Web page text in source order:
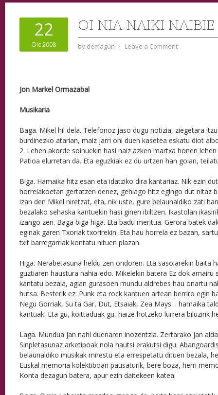
22
Dic 2008
OI NIA NAIKI NAIBIE
by demagun ⋅ Leave a Comment
Jon Markel Ormazabal
Musikaria
Baga. Mikel hil dela. Telefonoz jaso dugu notizia, ziegetara
burdinezko atarian, maiz jarri ohi duen kasetea eskatu diot
2. Lehen akorde soinuekin hasi naiz azken martxa honen
Patioa elurretan da. Eta eguzkiak ez du urtzen han goian,
Biga. Hamaika hitz esan eta idatziko dira kantariaz. Nik ezin
horrelakoetan gertatzen denez, gehiago hitz egingo dut nitaz
izan den Mikel niretzat, eta, nik uste, gure belaunaldiko zati
bezalako sehaska kantuekin hasi ginen ibiltzen. Ikastolan
izango zen. Baga biga higa. Eta badu meritua. Gerora batek
eginak garen Txoriak txorirekin. Eta hau horrela ez bazan,
txit barregarriak kontatu nituen plazan.
Higa. Nerabetasuna heldu zen ondoren. Eta sasoiarekin baita
guztiaren haustura nahia-edo. Mikelekin batera Ez dok amairu
kantatu bezala, agian gurasoen mundu aldrebes hau onartu
hutsa. Besterik ez. Punk eta rock kantuen artean berriro egin
Negu Gorriak, Su ta Gar, Dut, Etsaiak, Zea Mays… hamaika
kantuak. Eta gu, koittaduak gu, haize hotzeko lurrera biluzirik
Laga. Mundua jan nahi duenaren inozentzia. Zertarako jan
Sinpletasunaz arketipoak nola hautsi erakutsi digu.
belaunaldiko musikak mirestu eta errespetatu dituen bezala,
Euskal memoria kolektiboan pausaturik, bere boza, herri
Konta dezagun batera, apur ezin daitekeen katea.